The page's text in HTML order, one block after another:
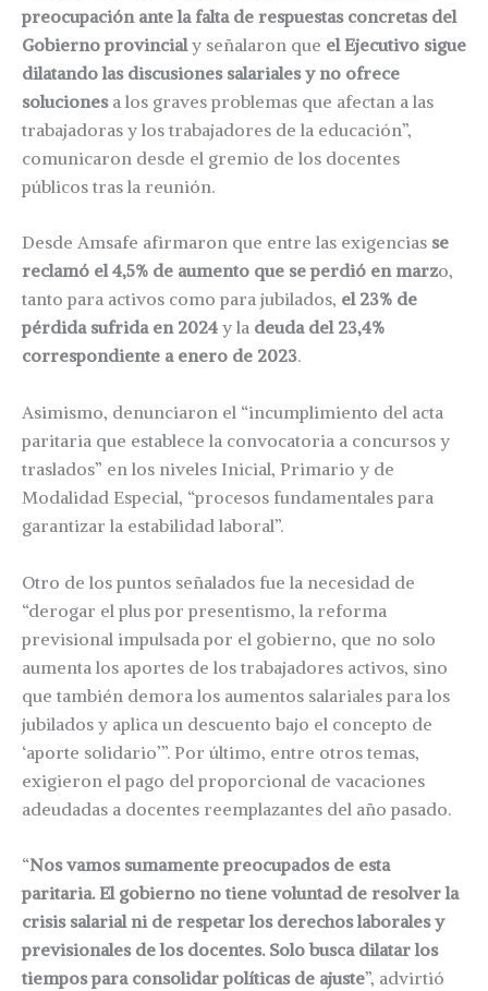
preocupación ante la falta de respuestas concretas del
Gobierno provincial y señalaron que el Ejecutivo sigue
dilatando las discusiones salariales y no ofrece
solucionesa los graves problemas que afectan a las
trabajadoras y los trabajadores de la educación”,
comunicaron desde el gremio de los docentes
públicos tras la reunión.
Desde Amsafe afirmaron que entre las exigencias se
reclamó el 4,5% de aumento que se perdió en marzo,
tanto para activos como para jubilados, el 23% de
pérdida sufrida en 2024 y la deuda del 23,4%
correspondiente a enero de 2023.
Asimismo, denunciaron el “incumplimiento del acta
paritaria que establece la convocatoria a concursos y
traslados” en los niveles Inicial, Primario y de
Modalidad Especial, “procesos fundamentales para
garantizar la estabilidad laboral”.
Otro de los puntos señalados fue la necesidad de
“derogar el plus por presentismo, la reforma
previsional impulsada por el gobierno, que no solo
aumenta los aportes de los trabajadores activos, sino
que también demora los aumentos salariales para los
jubilados y aplica un descuento bajo el concepto de
‘aporte solidario’”. Por último, entre otros temas,
exigieron el pago del proporcional de vacaciones
adeudadas a docentes reemplazantes del año pasado.
“Nos vamos sumamente preocupados de esta
paritaria. El gobierno no tiene voluntad de resolver la
crisis salarial ni de respetar los derechos laborales y
previsionales de los docentes. Solo busca dilatar los
tiempos para consolidar políticas de ajuste”, advirtió